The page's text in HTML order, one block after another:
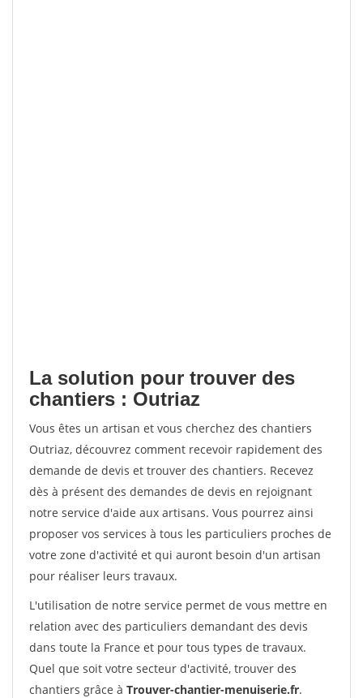
La solution pour trouver des
chantiers : Outriaz
Vous êtes un artisan et vous cherchez des chantiers
Outriaz, découvrez comment recevoir rapidement des
demande de devis et trouver des chantiers. Recevez
dès à présent des demandes de devis en rejoignant
notre service d'aide aux artisans. Vous pourrez ainsi
proposer vos services à tous les particuliers proches de
votre zone d'activité et qui auront besoin d'un artisan
pour réaliser leurs travaux.
L'utilisation de notre service permet de vous mettre en
relation avec des particuliers demandant des devis
dans toute la France et pour tous types de travaux.
Quel que soit votre secteur d'activité, trouver des
chantiers grâce à Trouver-chantier-menuiserie.fr.